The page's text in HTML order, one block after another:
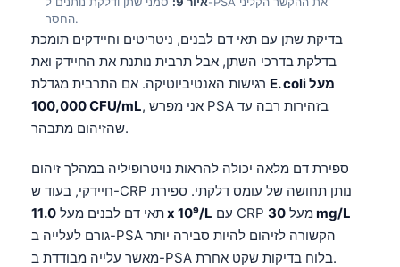
החסר.
בדיקת שתן עם תאי דם לבנים, ניטריטים וחיידקים תומכת
בדלקת בדרכי השתן, אבל תרבית נותנת את החיידק ואת
E. coli מעל
100,000 CFU/mL, אני מפרש PSA בזהירות רבה עד
שהזיהום מתבהר.
ספירת דם מלאה יכולה להראות נויטרופיליה במהלך זיהום
חיידקי, בעוד ש-CRP נותן תחושה של עומס דלקתי. ספירת
תאי דם לבנים מעל11.0 x 10⁹/L עם CRP מעל30 mg/L
גורם לעלייה ב-PSA הקשורה לזיהום להיות סבירה יותר
מאשר עלייה מבודדת ב-PSA בלוח בדיקות שקט אחרת.
Русский
Lietuvių kalba
Polski
한국어
Slovenščina
Magyar
বাংলা
اردو